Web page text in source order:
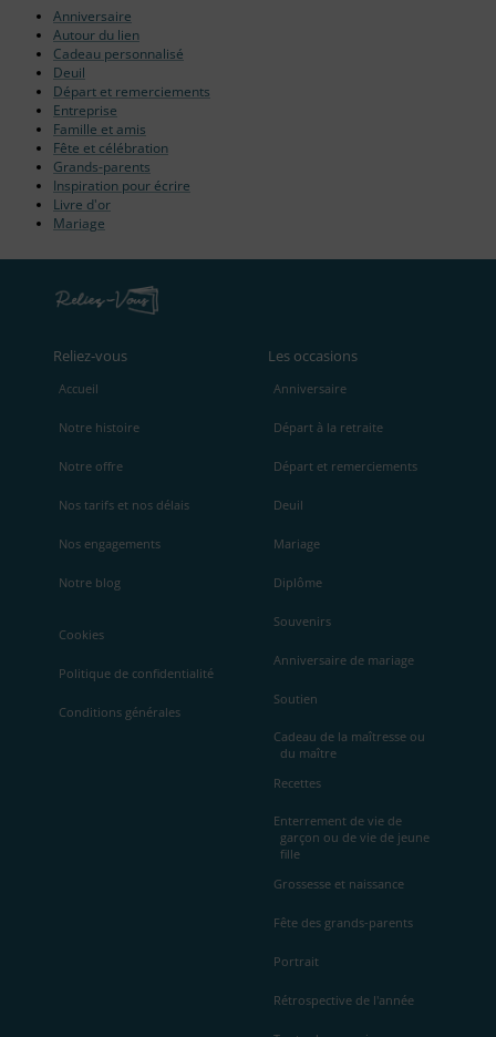
Anniversaire
Autour du lien
Cadeau personnalisé
Deuil
Départ et remerciements
Entreprise
Famille et amis
Fête et célébration
Grands-parents
Inspiration pour écrire
Livre d'or
Mariage
Reliez‑vous
Accueil
Notre histoire
Notre offre
Nos tarifs et nos délais
Nos engagements
Notre blog
Cookies
Politique de confidentialité
Conditions générales
Les occasions
Anniversaire
Départ à la retraite
Départ et remerciements
Deuil
Mariage
Diplôme
Souvenirs
Anniversaire de mariage
Soutien
Cadeau de la maîtresse ou
du maître
Recettes
Enterrement de vie de
garçon ou de vie de jeune
fille
Grossesse et naissance
Fête des grands-parents
Portrait
Rétrospective de l'année